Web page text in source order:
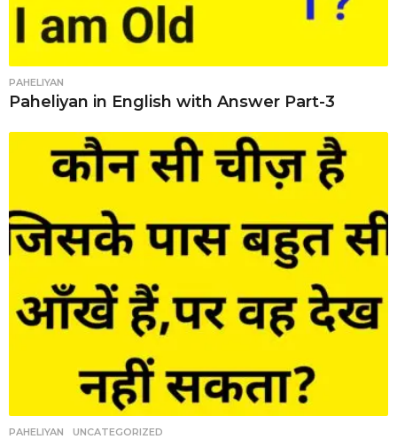
PAHELIYAN
Paheliyan in English with Answer Part-3
PAHELIYAN ,UNCATEGORIZED